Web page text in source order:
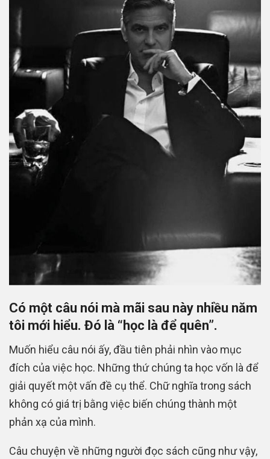
Có một câu nói mà mãi sau này nhiều năm
tôi mới hiểu. Đó là “học là để quên”.
Muốn hiểu câu nói ấy, đầu tiên phải nhìn vào mục
đích của việc học. Những thứ chúng ta học vốn là để
giải quyết một vấn đề cụ thể. Chữ nghĩa trong sách
không có giá trị bằng việc biến chúng thành một
phản xạ của mình.
Câu chuyện về những người đọc sách cũng như vậy,